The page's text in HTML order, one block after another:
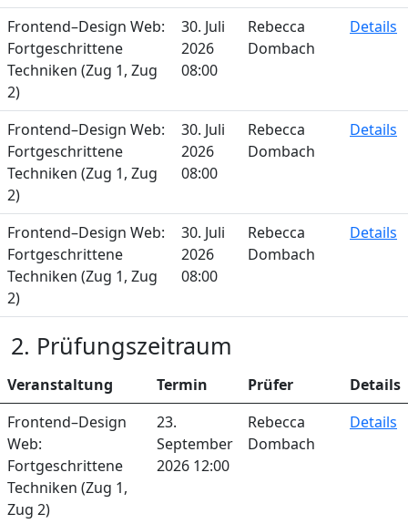
Frontend–Design Web:
Fortgeschrittene
Techniken (Zug 1, Zug
2)
30. Juli
2026
08:00
Rebecca
Dombach
Details
Frontend–Design Web:
Fortgeschrittene
Techniken (Zug 1, Zug
2)
30. Juli
2026
08:00
Rebecca
Dombach
Details
Frontend–Design Web:
Fortgeschrittene
Techniken (Zug 1, Zug
2)
30. Juli
2026
08:00
Rebecca
Dombach
Details
2. Prüfungszeitraum
Veranstaltung Termin Prüfer
Details
Frontend–Design
Web:
Fortgeschrittene
Techniken (Zug 1,
Zug 2)
23.
September
2026 12:00
Rebecca
Dombach
Details